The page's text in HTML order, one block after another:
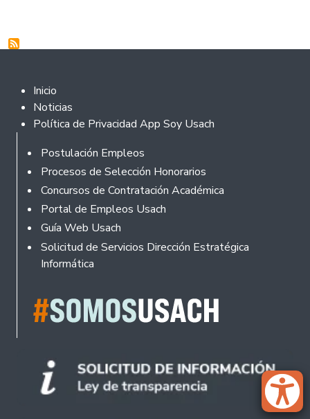
Footer 2
Inicio
Noticias
Política de Privacidad App Soy Usach
Rodapé
Postulación Empleos
Procesos de Selección Honorarios
Concursos de Contratación Académica
Portal de Empleos Usach
Guía Web Usach
Solicitud de Servicios Dirección Estratégica
Informática